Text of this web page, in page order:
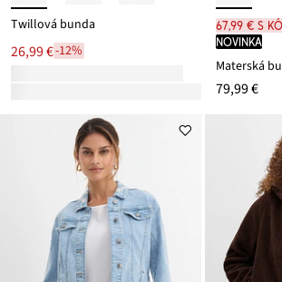
Twillová bunda
26,99 €-12%
67,99 € s
novinka
79,99 €